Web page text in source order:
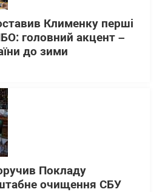
Клименку перші
головний акцент –
до зими
Покладу
очищення СБУ